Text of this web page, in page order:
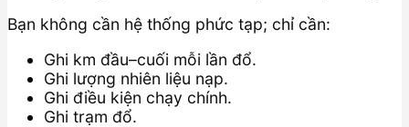
Bạn không cần hệ thống phức tạp; chỉ cần:
Ghi km đầu–cuối mỗi lần đổ.
Ghi lượng nhiên liệu nạp.
Ghi điều kiện chạy chính.
Ghi trạm đổ.